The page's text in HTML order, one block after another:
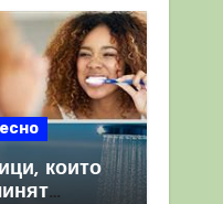
които